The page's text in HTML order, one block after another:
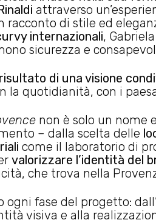
attraverso
racconto di stile ed
internazionali,
sicurezza e
risultato di una visione
la quotidianità, con i
non è solo un nome
– dalla scelta delle
come il laboratorio di
valorizzare l’identità del
che trova nella
ogni fase del progetto:
visiva e alla